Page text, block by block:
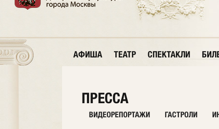
АФИША ТЕАТР СПЕКТАКЛИ
ПРЕССА
ВИДЕОРЕПОРТАЖИ ГАСТРОЛИ